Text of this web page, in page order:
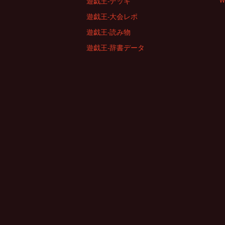
遊戯王-大会レポ
遊戯王-読み物
遊戯王-辞書データ